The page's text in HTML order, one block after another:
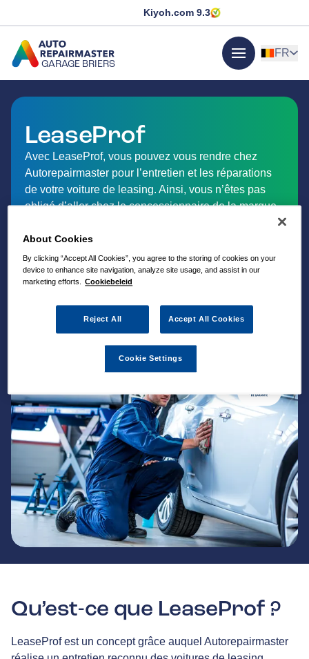
Kiyoh.com 9.3
GARAGE BRIERS menu
FR
LeaseProf
Avec LeaseProf, vous pouvez vous rendre chez
Autorepairmaster pour l’entretien et les réparations
de votre voiture de leasing. Ainsi, vous n’êtes pas
obligé d’aller chez le concessionnaire de la marque
chez vous.
Qu’est-ce que LeaseProf ?
LeaseProf est un concept grâce auquel Autorepairmaster
About Cookies
By clicking “Accept All Cookies”, you agree to the storing of cookies on your
device to enhance site navigation, analyze site usage, and assist in our
marketing efforts.
Cookiebeleid
Reject All Accept All Cookies
Cookie Settings